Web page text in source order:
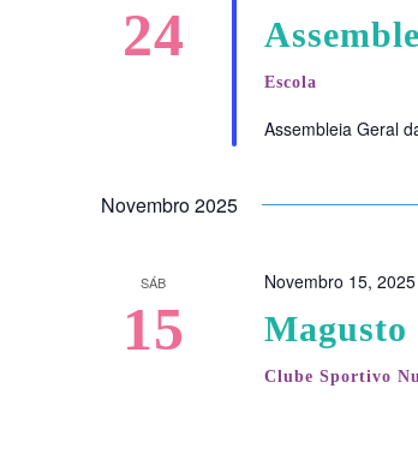
24
Escola
Assembleia Geral
Novembro 2025
SÁB
15
Novembro 15,
Magusto
Clube Sportivo